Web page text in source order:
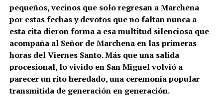
pequeños, vecinos que solo regresan a Marchena
por estas fechas y devotos que no faltan nunca a
esta cita dieron forma a esa multitud silenciosa que
acompaña al Señor de Marchena en las primeras
horas del Viernes Santo. Más que una salida
procesional, lo vivido en San Miguel volvió a
parecer un rito heredado, una ceremonia popular
transmitida de generación en generación.